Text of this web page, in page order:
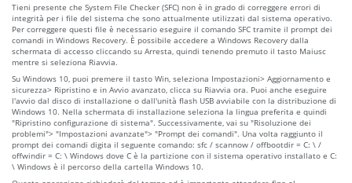
Tieni presente che System File Checker (SFC) non è in grado di correggere errori di
integrità per i file del sistema che sono attualmente utilizzati dal sistema operativo.
Per correggere questi file è necessario eseguire il comando SFC tramite il prompt dei
comandi in Windows Recovery. È possibile accedere a Windows Recovery dalla
schermata di accesso cliccando su Arresta, quindi tenendo premuto il tasto Maiusc
mentre si seleziona Riavvia.
Su Windows 10, puoi premere il tasto Win, seleziona Impostazioni> Aggiornamento e
sicurezza> Ripristino e in Avvio avanzato, clicca su Riavvia ora. Puoi anche eseguire
l'avvio dal disco di installazione o dall'unità flash USB avviabile con la distribuzione di
Windows 10. Nella schermata di installazione seleziona la lingua preferita e quindi
"Ripristino configurazione di sistema". Successivamente, vai su "Risoluzione dei
problemi"> "Impostazioni avanzate"> "Prompt dei comandi". Una volta raggiunto il
prompt dei comandi digita il seguente comando: sfc / scannow / offbootdir = C: \ /
offwindir = C: \ Windows dove C è la partizione con il sistema operativo installato e C:
\ Windows è il percorso della cartella Windows 10.